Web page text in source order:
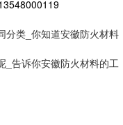
分类_你知道安徽防火材料
_告诉你安徽防火材料的工